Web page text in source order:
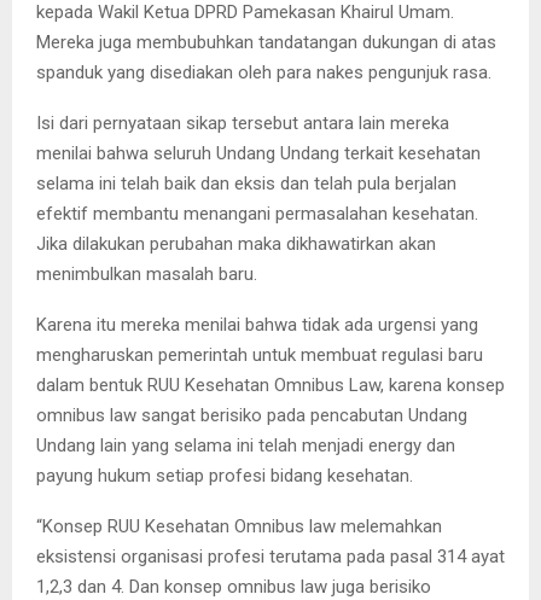
kepada Wakil Ketua DPRD Pamekasan Khairul Umam.
Mereka juga membubuhkan tandatangan dukungan di atas
spanduk yang disediakan oleh para nakes pengunjuk rasa.
Isi dari pernyataan sikap tersebut antara lain mereka
menilai bahwa seluruh Undang Undang terkait kesehatan
selama ini telah baik dan eksis dan telah pula berjalan
efektif membantu menangani permasalahan kesehatan.
Jika dilakukan perubahan maka dikhawatirkan akan
menimbulkan masalah baru.
Karena itu mereka menilai bahwa tidak ada urgensi yang
mengharuskan pemerintah untuk membuat regulasi baru
dalam bentuk RUU Kesehatan Omnibus Law, karena konsep
omnibus law sangat berisiko pada pencabutan Undang
Undang lain yang selama ini telah menjadi energy dan
payung hukum setiap profesi bidang kesehatan.
“Konsep RUU Kesehatan Omnibus law melemahkan
eksistensi organisasi profesi terutama pada pasal 314 ayat
1,2,3 dan 4. Dan konsep omnibus law juga berisiko